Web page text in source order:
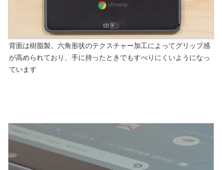
背面は樹脂製。六角形状のテクスチャー加工によってグリップ感
が高められており、手に持ったときでもすべりにくいようになっ
ています